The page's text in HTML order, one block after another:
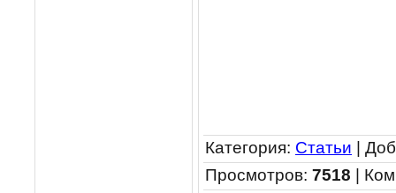
Категория: Статьи |
Просмотров: 7518 |